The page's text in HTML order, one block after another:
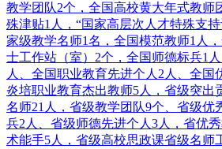
教学团队2个，全国高校黄大年式教师
殊津贴1人，“国家高层次人才特殊支
家级教学名师1名，全国模范教师1人
士工作站（室）2个，全国师德标兵1
人、全国职业教育先进个人2人、全国
炎培职业教育杰出教师5人，省级突出
名师21人，省级教学团队9个、省级优
兵2人、省级师德先进个人3人，省优
术能手5人，省级高校思政课省级名师